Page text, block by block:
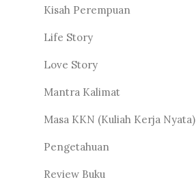
Kisah Perempuan
Life Story
Love Story
Mantra Kalimat
Masa KKN (Kuliah Kerja Nyata)
Pengetahuan
Review Buku